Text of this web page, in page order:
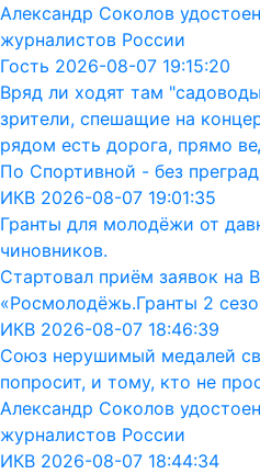
Александр Соколов
журналистов России
Гость 2026-08-07 19:15:20
Вряд ли ходят там
зрители, спешащие на
рядом есть дорога, прямо
По Спортивной - без преград
ИКВ 2026-08-07 19:01:35
Гранты для молодёжи от
чиновников.
Стартовал приём заявок на
«Росмолодёжь.Гранты 2
ИКВ 2026-08-07 18:46:39
Союз нерушимый медалей
попросит, и тому, кто не
Александр Соколов
журналистов России
ИКВ 2026-08-07 18:44:34